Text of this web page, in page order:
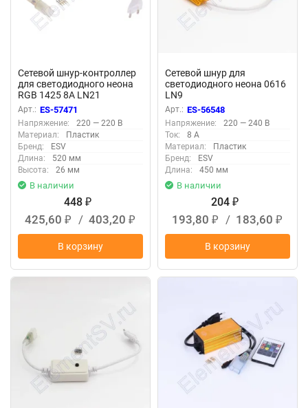
Сетевой шнур-контроллер
для светодиодного неона
RGB 1425 8A LN21
Арт.: ES-57471
Напряжение:
220 — 220 В
Материал:
Пластик
Бренд:
ESV
Длина:
520 мм
Высота:
26 мм
В наличии
448 ₽
425,60 ₽ / 403,20 ₽
В корзину
Сетевой шнур для
светодиодного неона 0616
LN9
Арт.: ES-56548
Напряжение:
220 — 240 В
Ток:
8 А
Материал:
Пластик
Бренд:
ESV
Длина:
450 мм
В наличии
204 ₽
193,80 ₽ / 183,60 ₽
В корзину